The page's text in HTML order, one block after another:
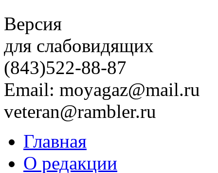
Версия
для слабовидящих
(843)522-88-87
Email: moyagaz@mail.ru
veteran@rambler.ru
Главная
О редакции